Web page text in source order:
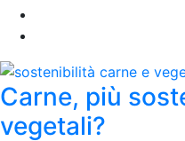
Carne, più
vegetali?